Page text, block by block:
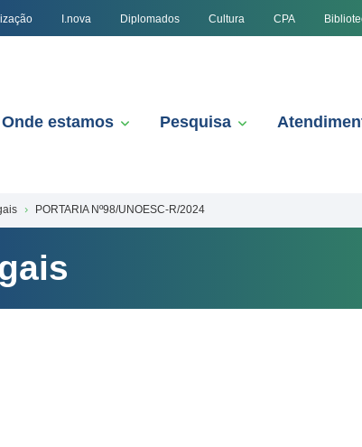
I.nova Diplomados Cultura CPA
Onde estamos Pesquisa
PORTARIA Nº98/UNOESC-R/2024